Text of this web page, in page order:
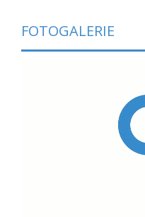
FOTOGALERIE